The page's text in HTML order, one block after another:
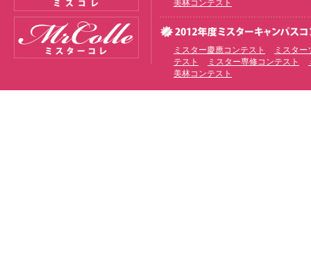
美林コンテスト
ミスター慶應コンテスト
ミスタ
テスト
ミスター専修コンテスト
美林コンテスト